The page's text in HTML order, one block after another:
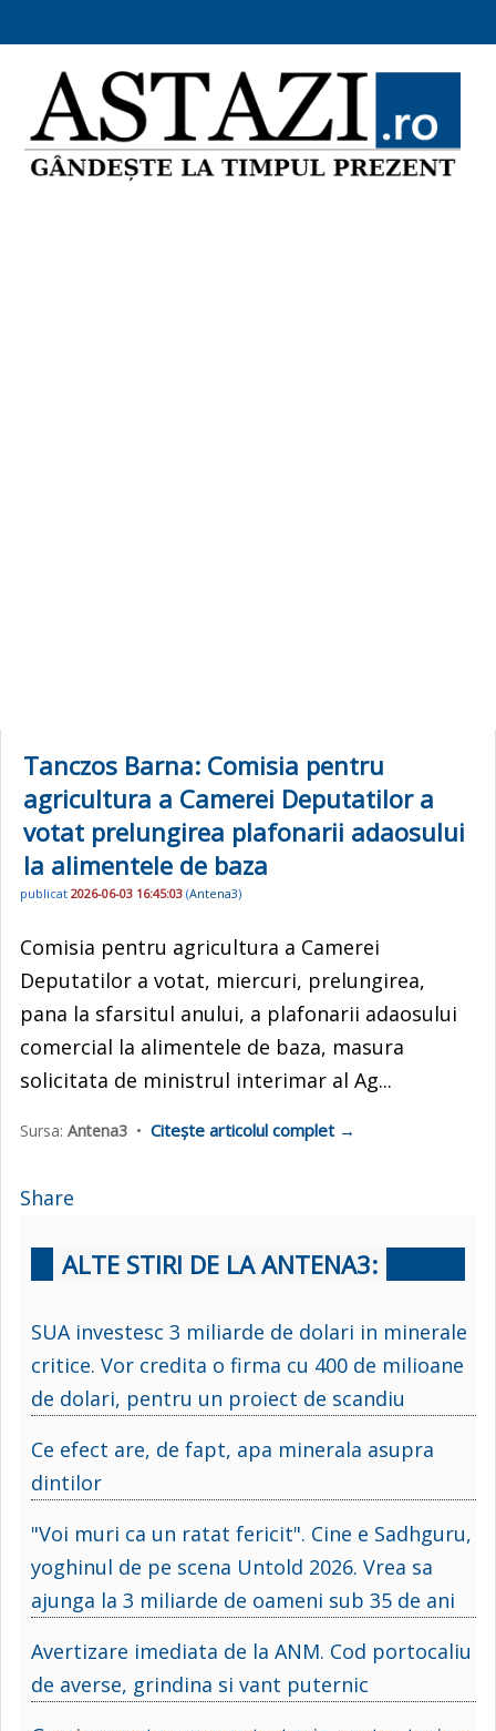
Tanczos Barna: Comisia pentru
agricultura a Camerei Deputatilor a
votat prelungirea plafonarii adaosului
la alimentele de baza
publicat 2026-06-03 16:45:03 (Antena3)
Comisia pentru agricultura a Camerei
Deputatilor a votat, miercuri, prelungirea,
pana la sfarsitul anului, a plafonarii adaosului
comercial la alimentele de baza, masura
solicitata de ministrul interimar al Ag...
Sursa: Antena3 • Citește articolul complet →
Share
ALTE STIRI DE LA ANTENA3:
SUA investesc 3 miliarde de dolari in minerale
critice. Vor credita o firma cu 400 de milioane
de dolari, pentru un proiect de scandiu
Ce efect are, de fapt, apa minerala asupra
dintilor
"Voi muri ca un ratat fericit". Cine e Sadhguru,
yoghinul de pe scena Untold 2026. Vrea sa
ajunga la 3 miliarde de oameni sub 35 de ani
Avertizare imediata de la ANM. Cod portocaliu
de averse, grindina si vant puternic